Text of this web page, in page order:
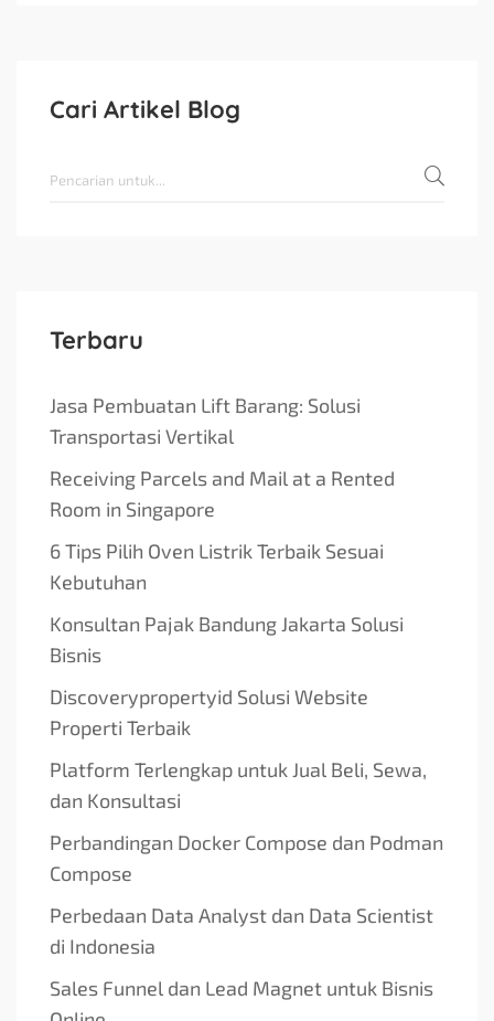
Cari Artikel Blog
Terbaru
Jasa Pembuatan Lift Barang: Solusi
Transportasi Vertikal
Receiving Parcels and Mail at a Rented
Room in Singapore
6 Tips Pilih Oven Listrik Terbaik Sesuai
Kebutuhan
Konsultan Pajak Bandung Jakarta Solusi
Bisnis
Discoverypropertyid Solusi Website
Properti Terbaik
Platform Terlengkap untuk Jual Beli, Sewa,
dan Konsultasi
Perbandingan Docker Compose dan Podman
Compose
Perbedaan Data Analyst dan Data Scientist
di Indonesia
Sales Funnel dan Lead Magnet untuk Bisnis